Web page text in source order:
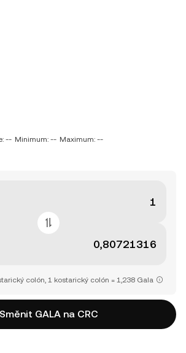
-- Minimum: -- Maximum: --
colón, 1 kostarický colón = 1,238 Gala
Směnit GALA na CRC